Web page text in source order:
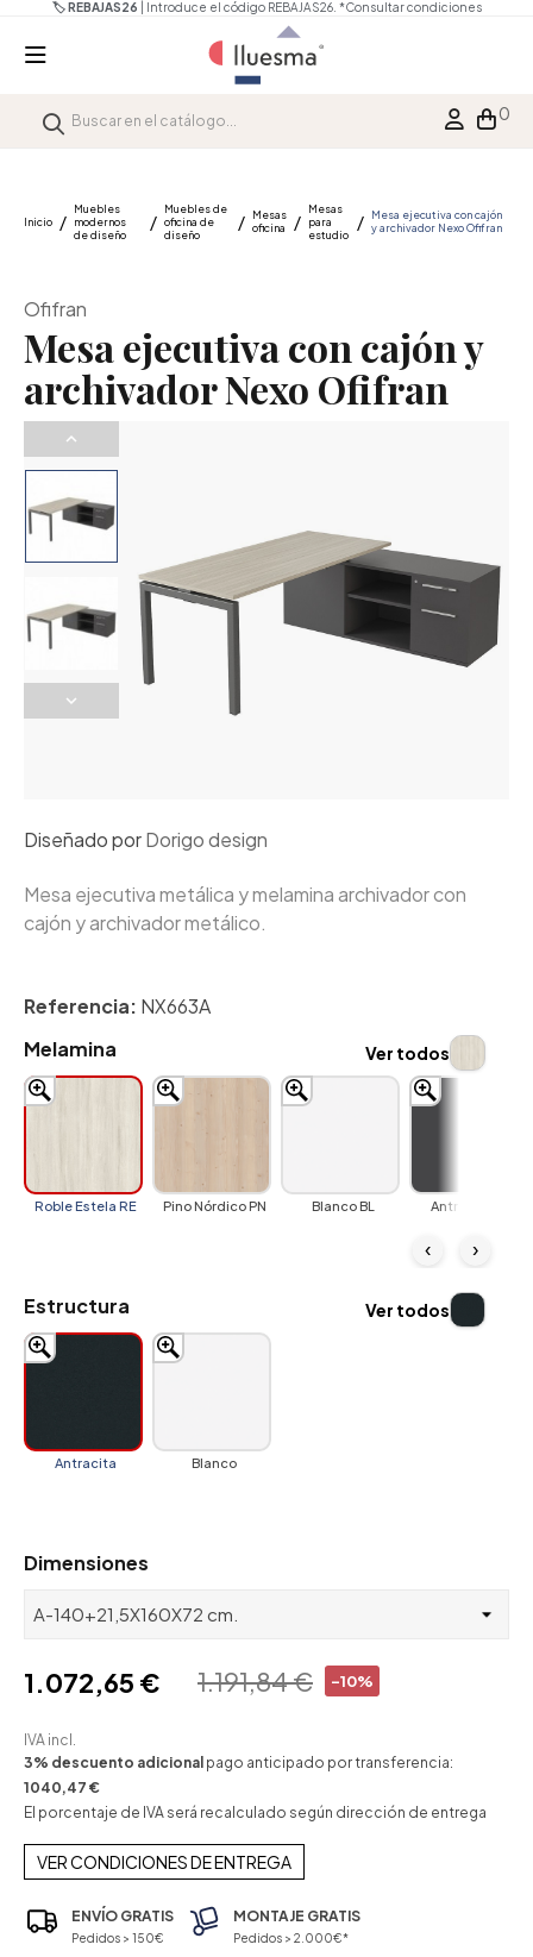
🏷️ REBAJAS26 | Introduce el código REBAJAS26. *Consultar condiciones
0
Inicio
Muebles
modernos
de diseño
Muebles de
oficina de
diseño
Mesas
oficina
Mesas
para
estudio
Mesa ejecutiva con cajón
y archivador Nexo Ofifran
Ofifran
Mesa ejecutiva con cajón y
archivador Nexo Ofifran
Diseñado porDorigo design
Mesa ejecutiva metálica y melamina archivador con
cajón y archivador metálico.
Referencia: NX663A
Melamina
Roble Estela RE Pino Nórdico PN Blanco BL Antracita AN
‹ ›
Ver todos
Estructura
Antracita Blanco
Ver todos
Dimensiones
-10%
1.191,84 €
1.072,65 €
IVA incl.
3% descuento adicional pago anticipado por transferencia:
1040,47 €
El porcentaje de IVA será recalculado según dirección de entrega
VER CONDICIONES DE ENTREGA
ENVÍO GRATIS
Pedidos > 150€
MONTAJE GRATIS
Pedidos > 2.000€*